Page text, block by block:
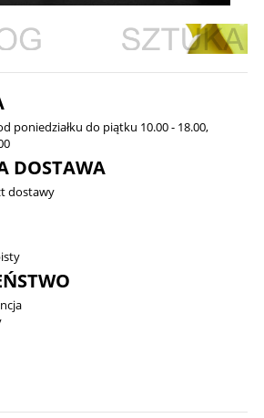
poniedziałku do piątku 10.00 - 18.00,
DOSTAWA
dostawy